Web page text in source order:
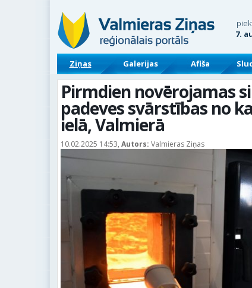
7.
Ziņas Galerijas Afiša
Pirmdien novērojamas
padeves svārstības no
ielā, Valmierā
10.02.2025 14:53, Autors: Valmieras Ziņas